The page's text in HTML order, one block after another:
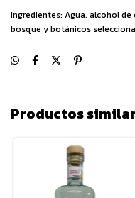
Ingredientes: Agua, alcohol
bosque y botánicos
Productos